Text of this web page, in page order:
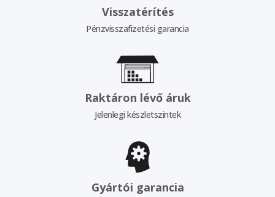
Visszatérítés
Pénzvisszafizetési garancia
Raktáron lévő áruk
Jelenlegi készletszintek
Gyártói garancia